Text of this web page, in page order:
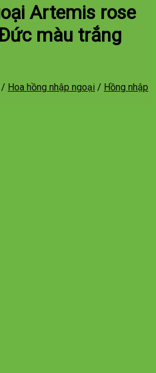
Artemis rose
màu trắng
/ Hoa hồng nhập ngoại / Hồng nhập